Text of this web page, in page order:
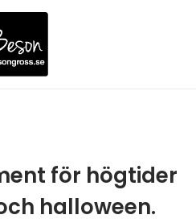
för högtider
halloween.